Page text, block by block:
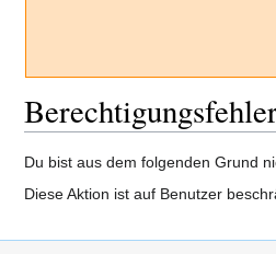
Zur
Navigation
Zur
Suche
Du bist aus dem folgenden Grund
Diese Aktion ist auf Benutzer